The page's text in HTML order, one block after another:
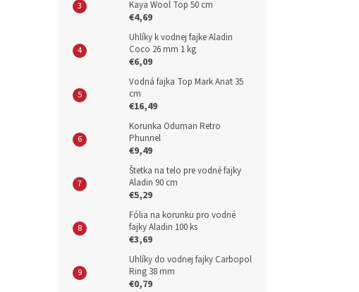
Kaya Wool Top 50 cm
€4,69
Uhlíky k vodnej fajke Aladin
Coco 26 mm 1 kg
€6,09
Vodná fajka Top Mark Anat 35
cm
€16,49
Korunka Oduman Retro
Phunnel
€9,49
Štetka na telo pre vodné fajky
Aladin 90 cm
€5,29
Fólia na korunku pro vodné
fajky Aladin 100 ks
€3,69
Uhlíky do vodnej fajky Carbopol
Ring 38 mm
€0,79